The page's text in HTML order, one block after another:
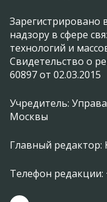
Зарегистрировано
надзору в сфере
технологий и
Свидетельство о
60897 от 02.03.2015
Учредитель:
Москвы
Главный
Телефон редакции: